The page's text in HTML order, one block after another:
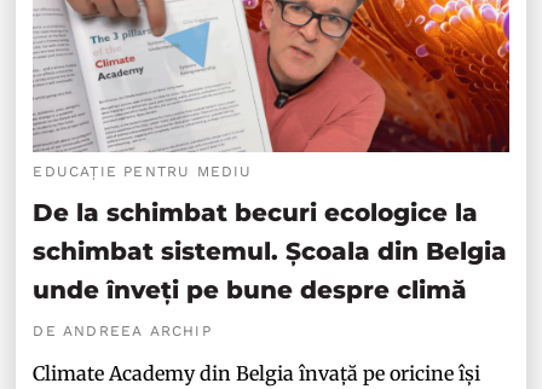
EDUCAȚIE PENTRU MEDIU
De la schimbat becuri ecologice la
schimbat sistemul. Școala din Belgia
unde înveți pe bune despre climă
DE ANDREEA ARCHIP
Climate Academy din Belgia învață pe oricine își